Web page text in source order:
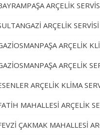
ARÇELİK
ARÇELİK SERVİSİ
ARÇELİK
ARÇELİK
ARÇELİK KLİMA
MAHALLESİ ARÇELİK
ÇAKMAK MAHALLESİ